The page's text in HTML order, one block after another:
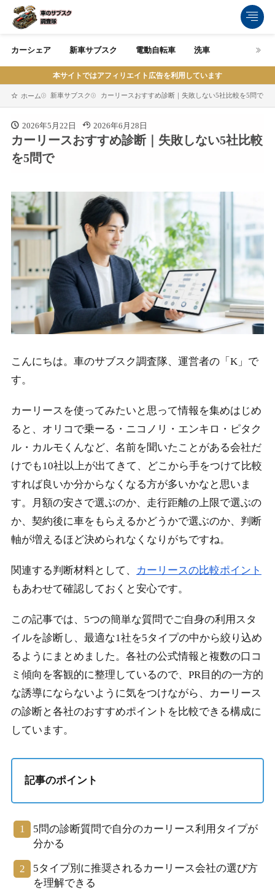
カーシェア 新車サブスク 電動自転車 洗車
本サイトではアフィリエイト広告を利用しています
ホーム 新車サブスク カーリースおすすめ診断｜失敗しない5社比較を5問で
2026年5月22日 2026年6月28日
カーリースおすすめ診断｜失敗しない5社比較
を5問で
こんにちは。車のサブスク調査隊、運営者の「K」で
す。
カーリースを使ってみたいと思って情報を集めはじめ
ると、オリコで乗ーる・ニコノリ・エンキロ・ピタク
ル・カルモくんなど、名前を聞いたことがある会社だ
けでも10社以上が出てきて、どこから手をつけて比較
すれば良いか分からなくなる方が多いかなと思いま
す。月額の安さで選ぶのか、走行距離の上限で選ぶの
か、契約後に車をもらえるかどうかで選ぶのか、判断
軸が増えるほど決められなくなりがちですね。
関連する判断材料として、
カーリースの比較ポイント
もあわせて確認しておくと安心です。
この記事では、5つの簡単な質問でご自身の利用スタ
イルを診断し、最適な1社を5タイプの中から絞り込め
るようにまとめました。各社の公式情報と複数の口コ
ミ傾向を客観的に整理しているので、PR目的の一方的
な誘導にならないように気をつけながら、カーリース
の診断と各社のおすすめポイントを比較できる構成に
しています。
記事のポイント
5問の診断質問で自分のカーリース利用タイプが
分かる
5タイプ別に推奨されるカーリース会社の選び方
を理解できる